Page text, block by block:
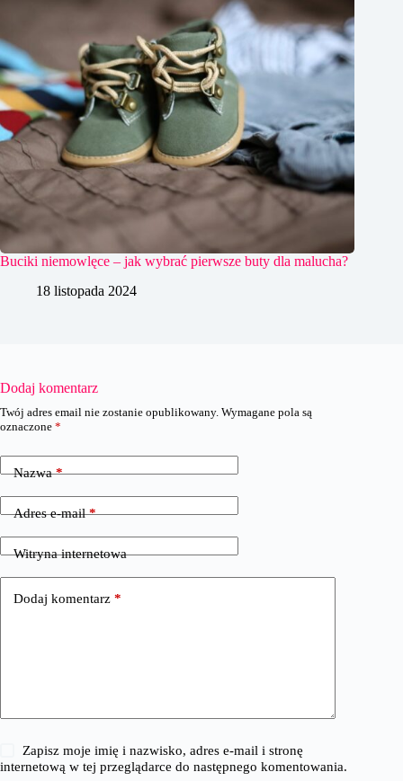
Buciki niemowlęce – jak wybrać pierwsze buty dla malucha?
18 listopada 2024
Dodaj komentarz
Twój adres email nie zostanie opublikowany. Wymagane pola są
oznaczone *
Nazwa*
Adres e-mail*
Witryna internetowa
Dodaj komentarz *
Zapisz moje imię i nazwisko, adres e-mail i stronę
internetową w tej przeglądarce do następnego komentowania.